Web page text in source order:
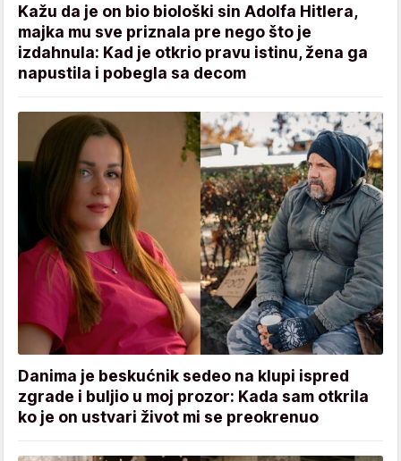
Kažu da je on bio biološki sin Adolfa Hitlera,
majka mu sve priznala pre nego što je
izdahnula: Kad je otkrio pravu istinu, žena ga
napustila i pobegla sa decom
Danima je beskućnik sedeo na klupi ispred
zgrade i buljio u moj prozor: Kada sam otkrila
ko je on ustvari život mi se preokrenuo